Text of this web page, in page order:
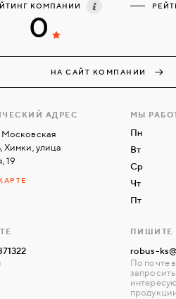
КОМПАНИИ
0
НА САЙТ КОМПАНИИ
АДРЕС
Московская
Химки, улица
19
МЫ
Пн
Вт
Ср
Чт
Пт
ПИШИТЕ
robus-
По почте